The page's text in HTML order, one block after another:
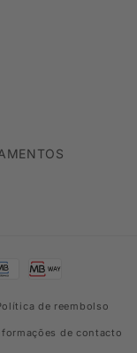
de reembolso
de contacto